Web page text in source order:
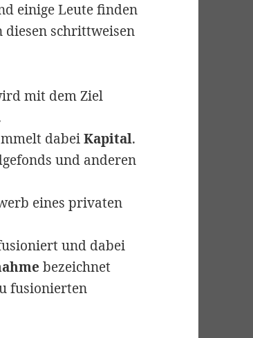
einige Leute finden
schrittweisen
mit dem Ziel
dabeiKapital.
und anderen
eines privaten
und dabei
bezeichnet
fusionierten